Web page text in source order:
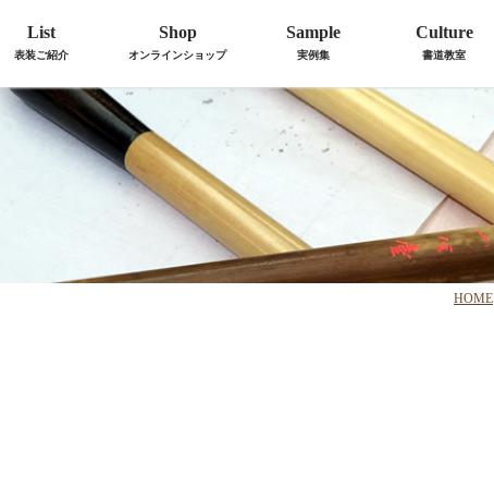
List
表装ご紹介
Shop
オンラインショップ
Sample
実例集
Culture
書道教室
HOME